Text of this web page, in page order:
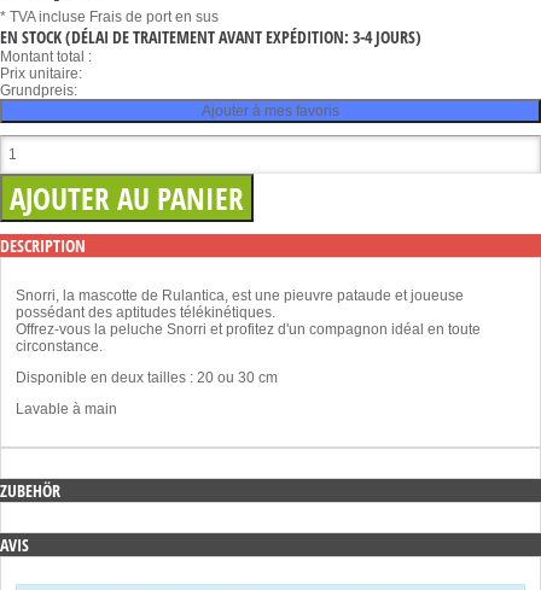
* TVA incluse Frais de port en sus
EN STOCK(DÉLAI DE TRAITEMENT AVANT EXPÉDITION: 3-4 JOURS)
Montant total :
Prix unitaire:
Grundpreis:
Ajouter à mes favoris
DESCRIPTION
Snorri, la mascotte de Rulantica, est une pieuvre pataude et joueuse
possédant des aptitudes télékinétiques.
Offrez-vous la peluche Snorri et profitez d'un compagnon idéal en toute
circonstance.
Disponible en deux tailles : 20 ou 30 cm
Lavable à main
ZUBEHÖR
AVIS